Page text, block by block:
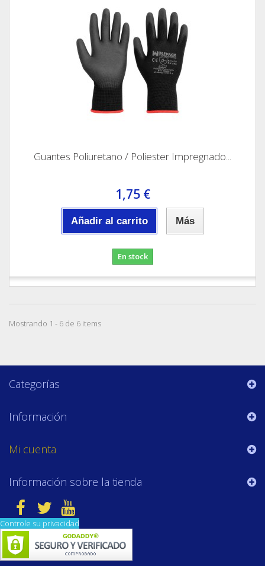
Guantes Poliuretano / Poliester Impregnado...
1,75 €
Añadir al carrito Más
En stock
Mostrando 1 - 6 de 6 items
Categorías
Información
Mi cuenta
Información sobre la tienda
Controle su privacidad